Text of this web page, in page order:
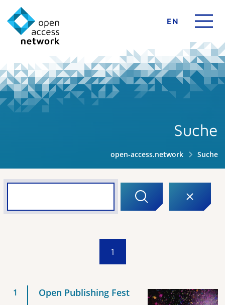
EN
Suche
open-access.network Suche
1
Open Publishing Fest